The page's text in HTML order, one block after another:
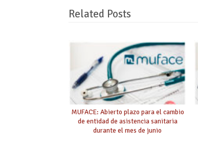
Related Posts
MUFACE: Abierto plazo para el cambio
de entidad de asistencia sanitaria
durante el mes de junio